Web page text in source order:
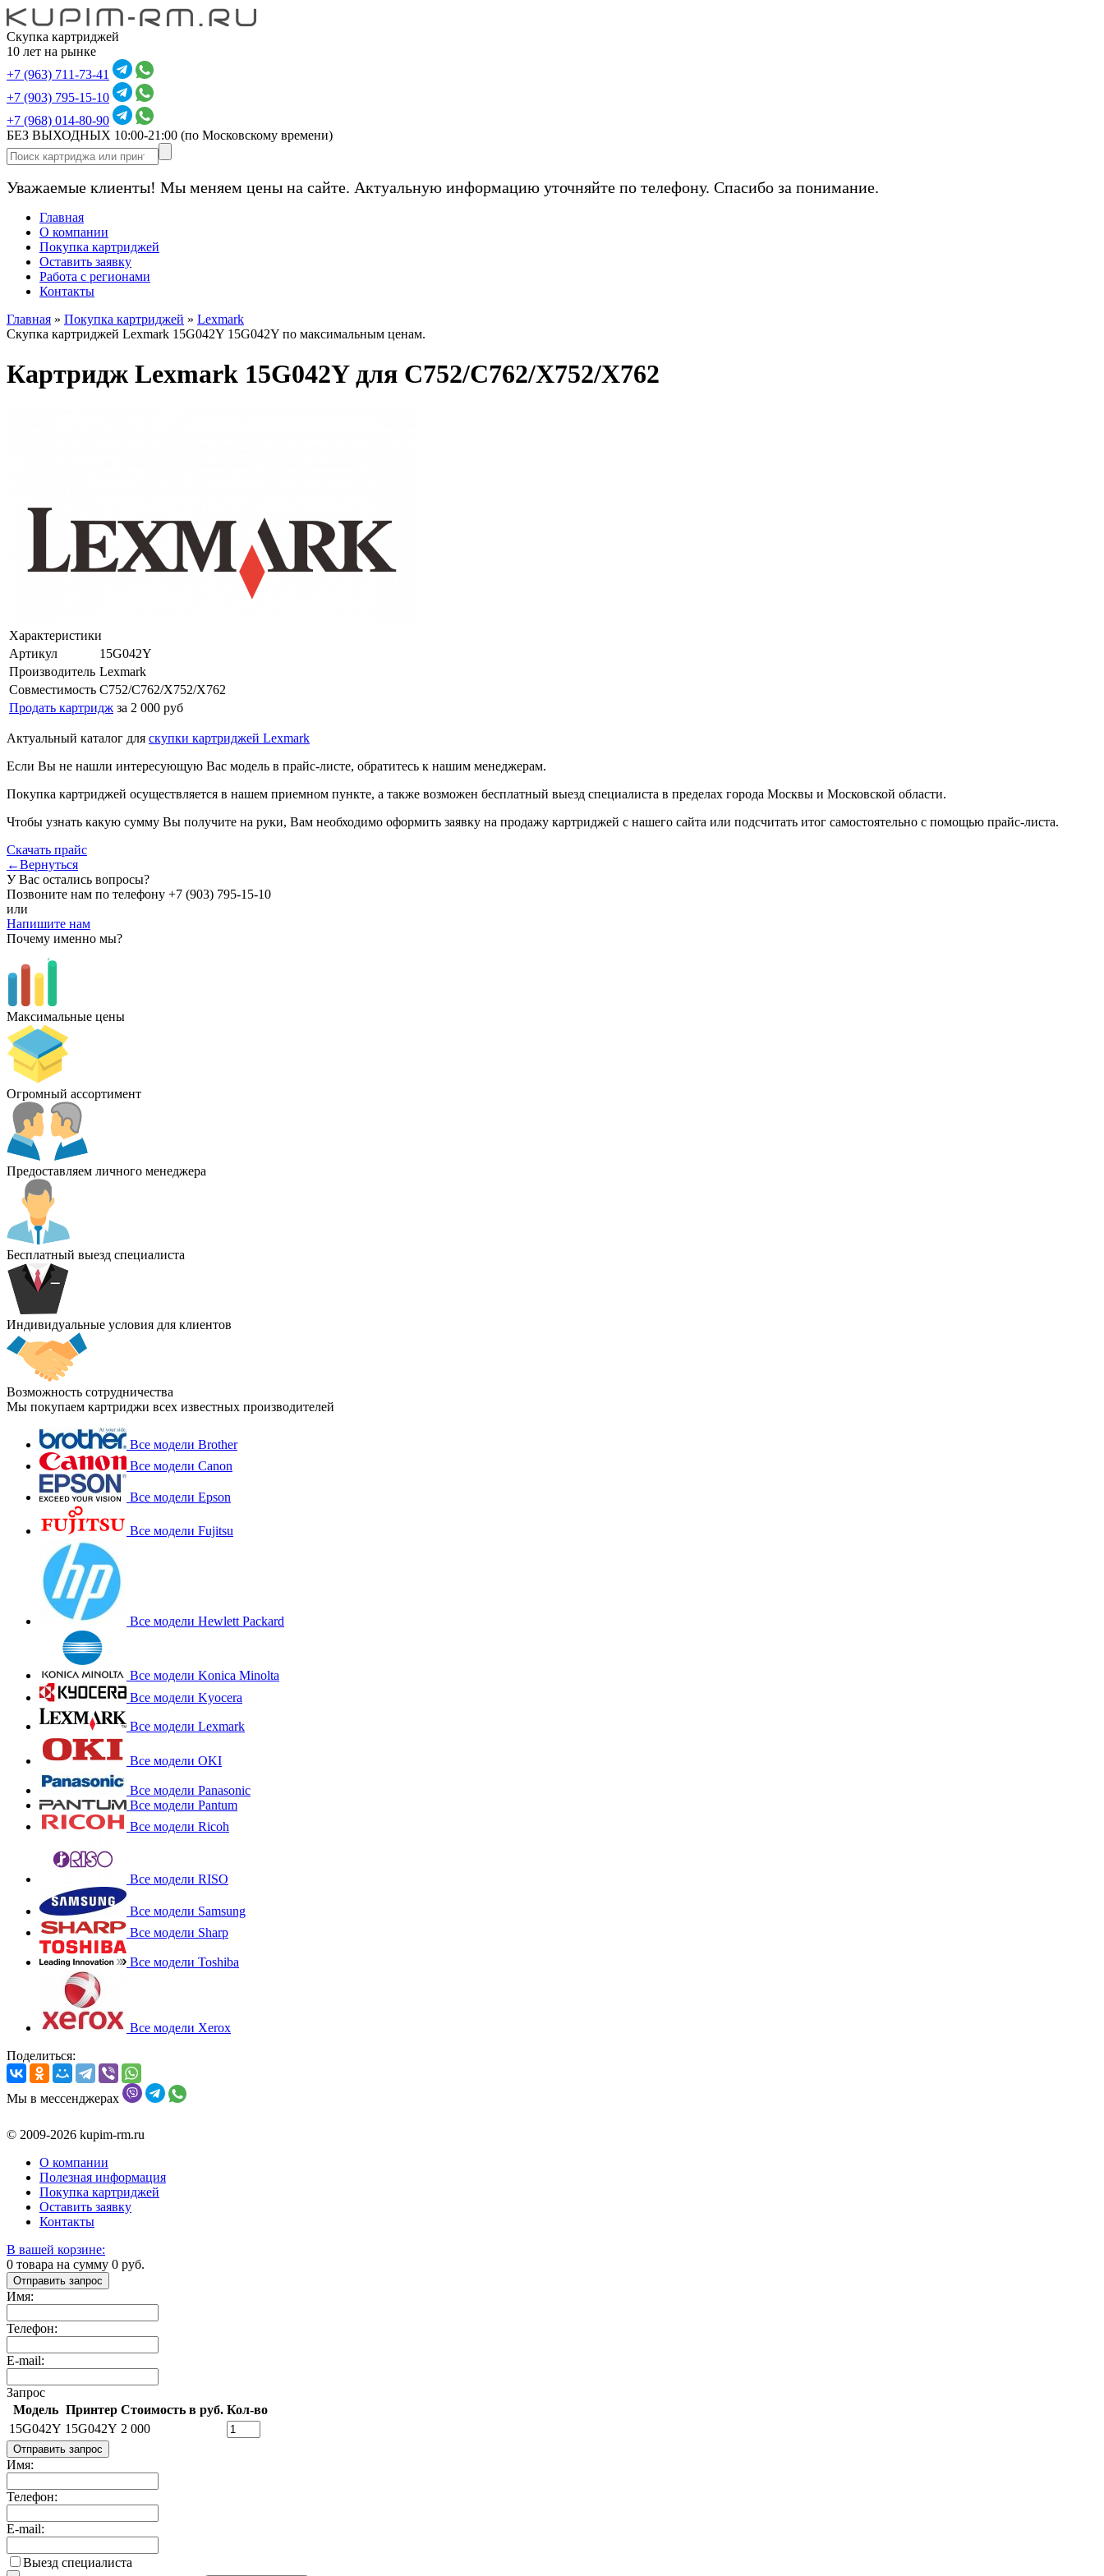
Скупка картриджей
10 лет на рынке
+7 (963) 711-73-41
+7 (903) 795-15-10
+7 (968) 014-80-90
БЕЗ ВЫХОДНЫХ 10:00-21:00 (по Московскому времени)
Уважаемые клиенты! Мы меняем цены на сайте. Актуальную информацию уточняйте по телефону. Спасибо за понимание.
Главная
О компании
Покупка картриджей
Оставить заявку
Работа с регионами
Контакты
Главная » Покупка картриджей » Lexmark
Скупка картриджей Lexmark 15G042Y 15G042Y по максимальным ценам.
Картридж Lexmark 15G042Y для C752/C762/X752/X762
Характеристики
Артикул
15G042Y
Производитель Lexmark
Совместимость C752/C762/X752/X762
Продать картридж за 2 000 руб
Актуальный каталог для скупки картриджей Lexmark
Если Вы не нашли интересующую Вас модель в прайс-листе, обратитесь к нашим менеджерам.
Покупка картриджей осуществляется в нашем приемном пункте, а также возможен бесплатный выезд специалиста в пределах города Москвы и Московской области.
Чтобы узнать какую сумму Вы получите на руки, Вам необходимо оформить заявку на продажу картриджей с нашего сайта или подсчитать итог самостоятельно с помощью прайс-листа.
Скачать прайс
←Вернуться
У Вас остались вопросы?
Позвоните нам по телефону +7 (903) 795-15-10
или
Напишите нам
Почему именно мы?
Максимальные цены
Огромный ассортимент
Предоставляем личного менеджера
Бесплатный выезд специалиста
Индивидуальные условия для клиентов
Возможность сотрудничества
Мы покупаем картриджи всех известных производителей
Все модели Brother
Все модели Canon
Все модели Epson
Все модели Fujitsu
Все модели Hewlett Packard
Все модели Konica Minolta
Все модели Kyocera
Все модели Lexmark
Все модели OKI
Все модели Panasonic
Все модели Pantum
Все модели Ricoh
Все модели RISO
Все модели Samsung
Все модели Sharp
Все модели Toshiba
Все модели Xerox
Поделиться:
Мы в мессенджерах
© 2009-2026 kupim-rm.ru
О компании
Полезная информация
Покупка картриджей
Оставить заявку
Контакты
В вашей корзине:
0 товара на сумму 0 руб.
Отправить запрос
Имя:
Телефон:
E-mail:
Запрос
Модель Принтер Стоимость в руб. Кол-во
15G042Y 15G042Y 2 000
Отправить запрос
Имя:
Телефон:
E-mail:
Выезд специалиста